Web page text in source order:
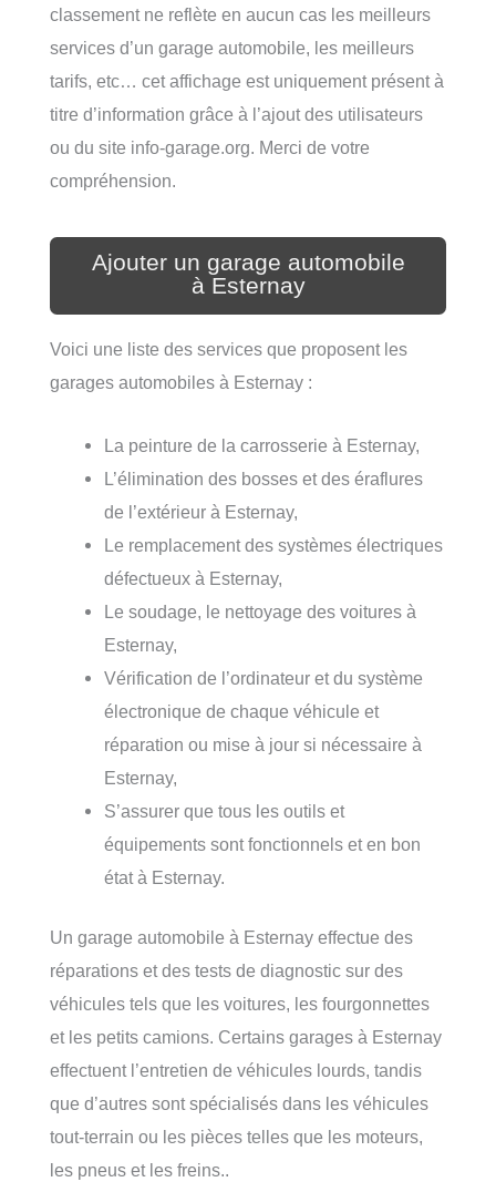
classement ne reflète en aucun cas les meilleurs
services d’un garage automobile, les meilleurs
tarifs, etc… cet affichage est uniquement présent à
titre d’information grâce à l’ajout des utilisateurs
ou du site info-garage.org. Merci de votre
compréhension.
Ajouter un garage automobile
à Esternay
Voici une liste des services que proposent les
garages automobiles à Esternay :
La peinture de la carrosserie à Esternay,
L’élimination des bosses et des éraflures
de l’extérieur à Esternay,
Le remplacement des systèmes électriques
défectueux à Esternay,
Le soudage, le nettoyage des voitures à
Esternay,
Vérification de l’ordinateur et du système
électronique de chaque véhicule et
réparation ou mise à jour si nécessaire à
Esternay,
S’assurer que tous les outils et
équipements sont fonctionnels et en bon
état à Esternay.
Un garage automobile à Esternay effectue des
réparations et des tests de diagnostic sur des
véhicules tels que les voitures, les fourgonnettes
et les petits camions. Certains garages à Esternay
effectuent l’entretien de véhicules lourds, tandis
que d’autres sont spécialisés dans les véhicules
tout-terrain ou les pièces telles que les moteurs,
les pneus et les freins..